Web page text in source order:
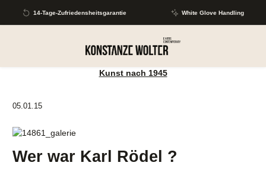
Zum Hauptinhalt springen
14-Tage-Zufriedensheitsgarantie White Glove Handling
Kunst nach 1945
05.01.15
Wer war Karl Rödel ?